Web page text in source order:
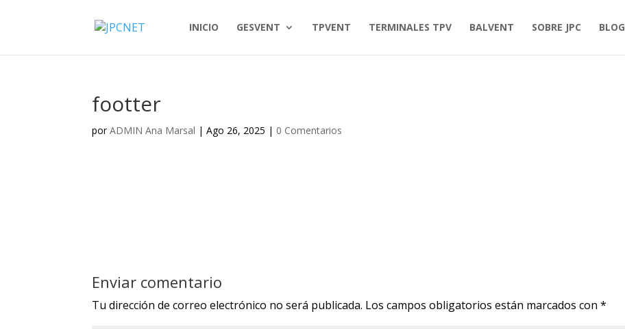
INICIO GESVENT TPVENT TERMINALES TPV BALVENT SOBRE JPC BLOG
footter
porADMIN Ana Marsal |Ago 26, 2025 | 0 Comentarios
Enviar comentario
Tu dirección de correo electrónico no será publicada. Los campos obligatorios están marcados con*